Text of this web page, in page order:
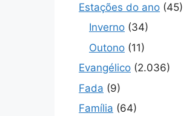
Estações do ano (45)
Inverno (34)
Outono (11)
Evangélico (2.036)
Fada (9)
Família (64)